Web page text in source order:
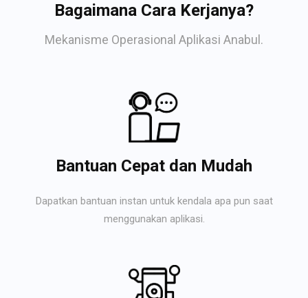
Bagaimana Cara Kerjanya?
Mekanisme Operasional Aplikasi Anabul.
Bantuan Cepat dan Mudah
Dapatkan bantuan instan untuk kendala apa pun saat
menggunakan aplikasi.